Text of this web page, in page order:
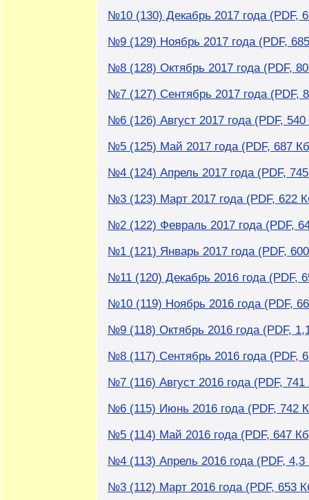
№10 (130) Декабрь 2017 года (PDF,
№9 (129) Ноябрь 2017 года (PDF,
№8 (128) Октябрь 2017 года (PDF,
№7 (127) Сентябрь 2017 года (PDF,
№6 (126) Август 2017 года (PDF,
№5 (125) Май 2017 года (PDF, 687
№4 (124) Апрель 2017 года (PDF,
№3 (123) Март 2017 года (PDF, 622
№2 (122) Февраль 2017 года (PDF,
№1 (121) Январь 2017 года (PDF,
№11 (120) Декабрь 2016 года (PDF,
№10 (119) Ноябрь 2016 года (PDF,
№9 (118) Октябрь 2016 года (PDF,
№8 (117) Сентябрь 2016 года (PDF,
№7 (116) Август 2016 года (PDF, 741
№6 (115) Июнь 2016 года (PDF, 742
№5 (114) Май 2016 года (PDF, 647
№4 (113) Апрель 2016 года (PDF,
№3 (112) Март 2016 года (PDF, 653